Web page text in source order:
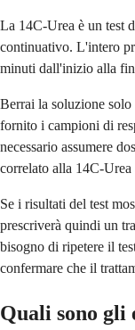
La 14C-Urea è un test
continuativo. L'intero
minuti dall'inizio alla
Berrai la soluzione
fornito i campioni di
necessario assumere
correlato alla 14C-Urea
Se i risultati del test
prescriverà quindi un
bisogno di ripetere il
confermare che il
Quali sono